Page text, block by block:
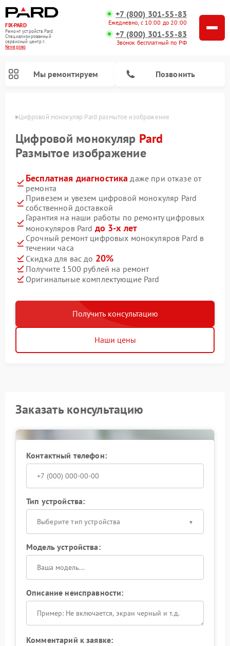
FIX-PARD
Ремонт устройств Pard
Специализированный
cервисный центр г.
Кемерово
+7 (800) 301-55-83
Ежедневно, с 10:00 до 20:00
+7 (800) 301-55-83
Звонок бесплатный по РФ
Мы ремонтируем Позвонить
Цифровой монокуляр Pard размытое изображение
Цифровой монокуляр Pard
Размытое изображение
Бесплатная диагностика даже при отказе от
ремонта
Привезем и увезем цифровой монокуляр Pard
собственной доставкой
Гарантия на наши работы по ремонту цифровых
монокуляров Pard до 3-х лет
Срочный ремонт цифровых монокуляров Pard в
течении часа
Скидка для вас до 20%
Получите 1500 рублей на ремонт
Оригинальные комплектующие Pard
Получить консультацию
Наши цены
Заказать консультацию
Контактный телефон:
Тип устройства:
Выберите тип устройства
Модель устройства:
Описание неисправности:
Комментарий к заявке: